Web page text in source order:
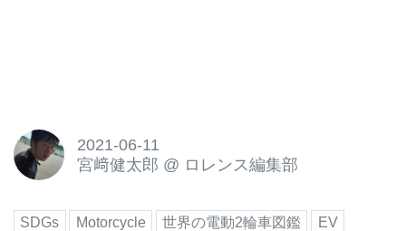
2021-06-11
宮﨑健太郎 @ ロレンス編集部
SDGs Motorcycle 世界の電動2輪車図鑑
EV